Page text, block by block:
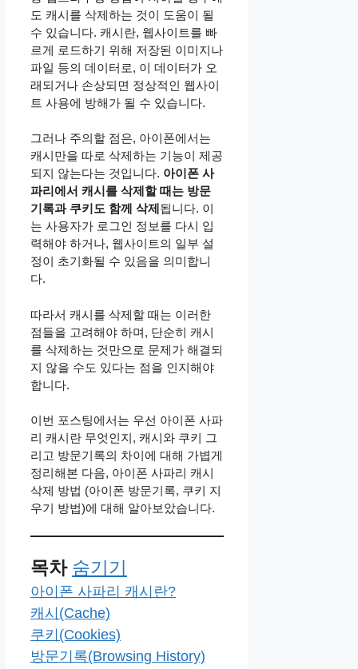
도 캐시를 삭제하는 것이 도움이 될
수 있습니다. 캐시란, 웹사이트를 빠
르게 로드하기 위해 저장된 이미지나
파일 등의 데이터로, 이 데이터가 오
래되거나 손상되면 정상적인 웹사이
트 사용에 방해가 될 수 있습니다.
그러나 주의할 점은, 아이폰에서는
캐시만을 따로 삭제하는 기능이 제공
되지 않는다는 것입니다. 아이폰 사
파리에서 캐시를 삭제할 때는 방문
기록과 쿠키도 함께 삭제됩니다. 이
는 사용자가 로그인 정보를 다시 입
력해야 하거나, 웹사이트의 일부 설
정이 초기화될 수 있음을 의미합니
다.
따라서 캐시를 삭제할 때는 이러한
점들을 고려해야 하며, 단순히 캐시
를 삭제하는 것만으로 문제가 해결되
지 않을 수도 있다는 점을 인지해야
합니다.
이번 포스팅에서는 우선 아이폰 사파
리 캐시란 무엇인지, 캐시와 쿠키 그
리고 방문기록의 차이에 대해 가볍게
정리해본 다음, 아이폰 사파리 캐시
삭제 방법 (아이폰 방문기록, 쿠키 지
우기 방법)에 대해 알아보았습니다.
목차 숨기기
아이폰 사파리 캐시란?
캐시(Cache)
쿠키(Cookies)
방문기록(Browsing History)